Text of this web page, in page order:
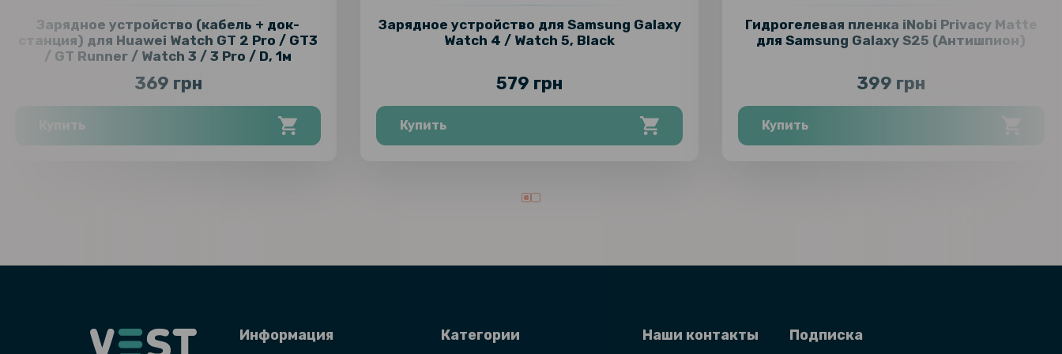
Зарядное устройство (кабель + док-
станция) для Huawei Watch GT 2 Pro / GT3
/ GT Runner / Watch 3 / 3 Pro / D, 1м
369 грн
Купить
Зарядное устройство для Samsung Galaxy
Watch 4 / Watch 5, Black
579 грн
Купить
Гидрогелевая пленка iNobi Privacy Matte
для Samsung Galaxy S25 (Антишпион)
399 грн
Купить
Информация Категории Наши контакты Подписка